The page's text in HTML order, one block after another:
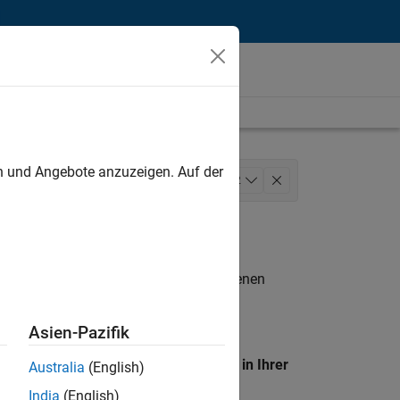
Quality Engineering 2
. Wenn Sie noch immer keine offenen
unseres
Standort, um alle Stellenangebote in Ihrer
Angebote anzuzeigen. Auf der
Asien-Pazifik
Australia (English)
India (English)